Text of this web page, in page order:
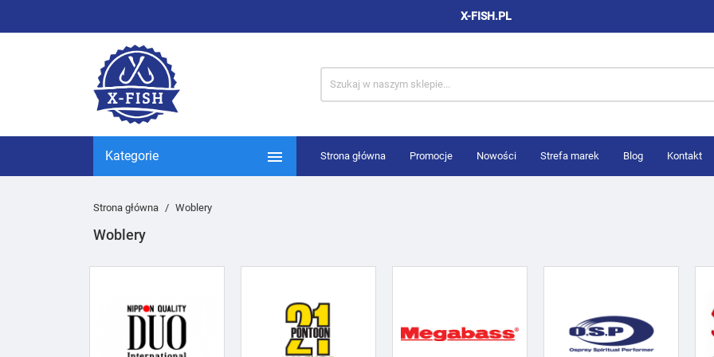
X-FISH.PL
Kategorie  Strona główna Promocje Nowości Strefa marek Blog Kontakt
Strona główna Woblery
Woblery